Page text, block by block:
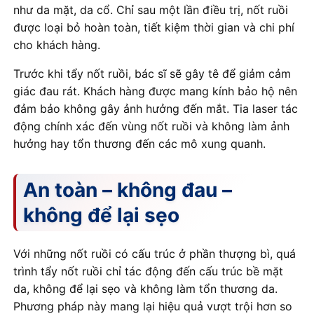
như da mặt, da cổ. Chỉ sau một lần điều trị, nốt ruồi
được loại bỏ hoàn toàn, tiết kiệm thời gian và chi phí
cho khách hàng.
Trước khi tẩy nốt ruồi, bác sĩ sẽ gây tê để giảm cảm
giác đau rát. Khách hàng được mang kính bảo hộ nên
đảm bảo không gây ảnh hưởng đến mắt. Tia laser tác
động chính xác đến vùng nốt ruồi và không làm ảnh
hưởng hay tổn thương đến các mô xung quanh.
An toàn – không đau –
không để lại sẹo
Với những nốt ruồi có cấu trúc ở phần thượng bì, quá
trình tẩy nốt ruồi chỉ tác động đến cấu trúc bề mặt
da, không để lại sẹo và không làm tổn thương da.
Phương pháp này mang lại hiệu quả vượt trội hơn so